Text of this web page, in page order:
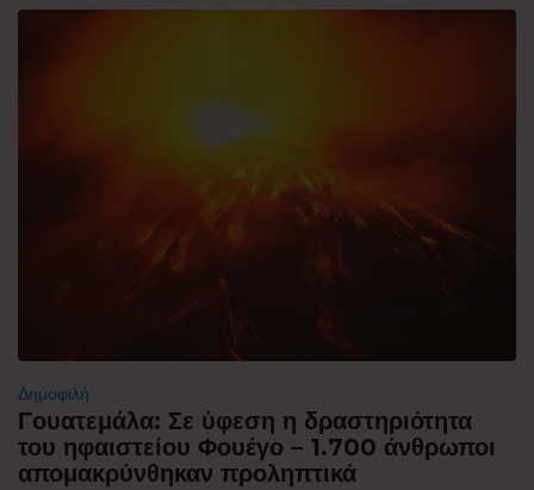
Δημοφιλή
Γουατεμάλα: Σε ύφεση η δραστηριότητα
του ηφαιστείου Φουέγο – 1.700 άνθρωποι
απομακρύνθηκαν προληπτικά